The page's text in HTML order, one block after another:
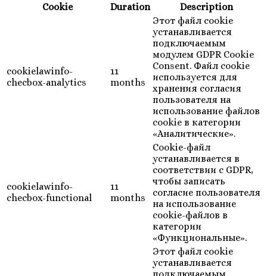
Cookie
Duration Description
cookielawinfo-
checbox-analytics
11
months
Этот файл cookie
устанавливается
подключаемым
модулем GDPR Cookie
Consent. Файл cookie
используется для
хранения согласия
пользователя на
использование файлов
cookie в категории
«Аналитические».
cookielawinfo-
checbox-functional
11
months
Cookie-файл
устанавливается в
соответствии с GDPR,
чтобы записать
согласие пользователя
на использование
cookie-файлов в
категории
«Функциональные».
Этот файл cookie
устанавливается